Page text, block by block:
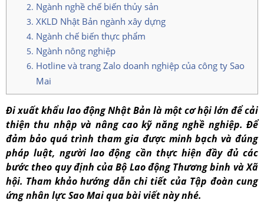
Ngành nghề chế biến thủy sản
XKLD Nhật Bản ngành xây dựng
Ngành chế biến thực phẩm
Ngành nông nghiệp
Hotline và trang Zalo doanh nghiệp của công ty Sao
Mai
Đi xuất khẩu lao động Nhật Bản là một cơ hội lớn để cải
thiện thu nhập và nâng cao kỹ năng nghề nghiệp. Để
đảm bảo quá trình tham gia được minh bạch và đúng
pháp luật, người lao động cần thực hiện đầy đủ các
bước theo quy định của Bộ Lao động Thương binh và Xã
hội. Tham khảo hướng dẫn chi tiết của Tập đoàn cung
ứng nhân lực Sao Mai qua bài viết này nhé.